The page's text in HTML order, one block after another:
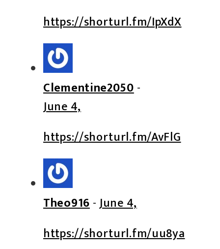
https://shorturl.fm/IpXdX
Clementine2050-
June 4,
https://shorturl.fm/AvFlG
Theo916-June 4,
https://shorturl.fm/uu8ya